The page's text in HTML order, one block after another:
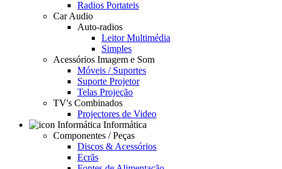
Radios Portateis
Car Audio
Auto-radios
Leitor Multimédia
Simples
Acessórios Imagem e Som
Móveis / Suportes
Suporte Projetor
Telas Projeção
TV's Combinados
Projectores de Video
Informática
Componentes / Peças
Discos & Acessórios
Ecrãs